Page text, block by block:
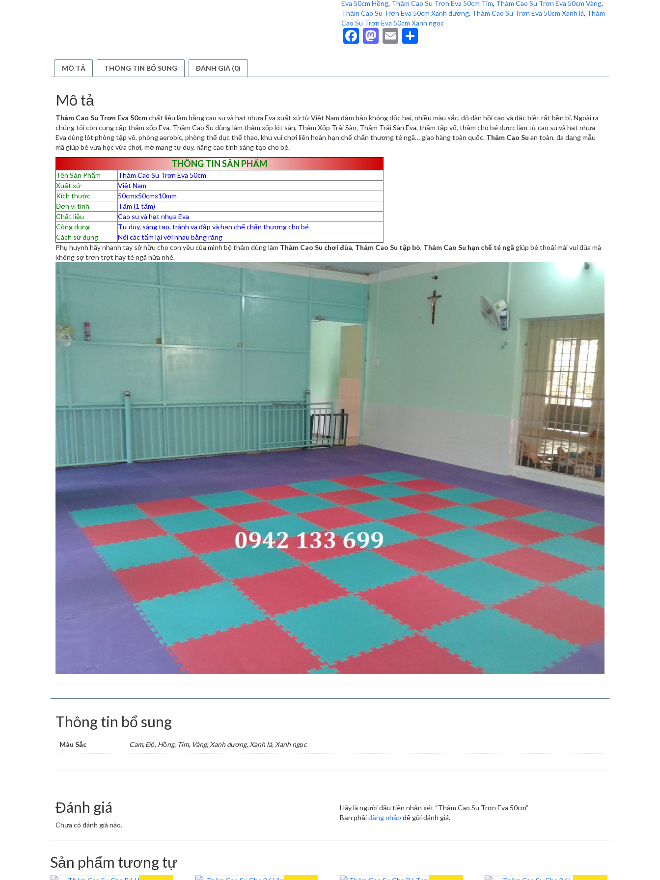
lượng
Eva 50cm Hồng, Thảm Cao Su Trơn Eva 50cm Tím, Thảm Cao Su Trơn Eva 50cm Vàng,
Thảm Cao Su Trơn Eva 50cm Xanh dương, Thảm Cao Su Trơn Eva 50cm Xanh lá, Thảm
Cao Su Trơn Eva 50cm Xanh ngọc
Facebook
Mastodon
EmailShare
MÔ TẢ THÔNG TIN BỔ SUNG ĐÁNH GIÁ (0)
Mô tả
Thảm Cao Su Trơn Eva 50cmchất liệu làm bằng cao su và hạt nhựa Eva xuất xứ từ Việt Nam đảm bảo không độc hại, nhiều màu sắc, độ đàn hồi cao và đặc biệt rất bền bỉ. Ngoài ra
chúng tôi còn cung cấp thảm xốp Eva, Thảm Cao Su dùng làm thảm xốp lót sàn, Thảm Xốp Trải Sàn, Thảm Trải Sàn Eva, thảm tập võ, thảm cho bé được làm từ cao su và hạt nhựa
Eva dùng lót phòng tập võ, phòng aerobic, phòng thể dục thể thao, khu vui chơi liên hoàn hạn chế chấn thương té ngã… giao hàng toàn quốc. Thảm Cao Su an toàn, đa dạng mẫu
mã giúp bé vừa học vừa chơi, mở mang tư duy, nâng cao tính sáng tạo cho bé.
THÔNG TIN SẢN PHẨM
Tên Sản Phẩm
Thảm Cao Su Trơn Eva 50cm
Xuất xứ
Việt Nam
Kích thước
50cmx50cmx10mm
Đơn vị tính
Tấm (1 tấm)
Chất liệu
Cao su và hạt nhựa Eva
Công dụng
Tư duy, sáng tạo, tránh va đập và hạn chế chấn thương cho bé
Cách sử dụng
Nối các tấm lại với nhau bằng răng
Phụ huynh hãy nhanh tay sở hữu cho con yêu của mình bộ thảm dùng làm Thảm Cao Su chơi đùa, Thảm Cao Su tập bò, Thảm Cao Su hạn chế té ngã giúp bé thoải mái vui đùa mà
không sợ trơn trợt hay té ngã nữa nhé.
Thông tin bổ sung
Màu Sắc Cam, Đỏ, Hồng, Tím, Vàng, Xanh dương, Xanh lá, Xanh ngọc
Đánh giá
Chưa có đánh giá nào.
Hãy là người đầu tiên nhận xét “Thảm Cao Su Trơn Eva 50cm”
Bạn phảiđăng nhập để gửi đánh giá.
Sản phẩm tương tự